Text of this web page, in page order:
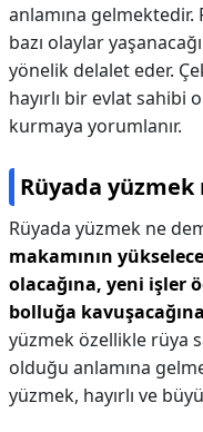
anlamına
bazı olaylar
yönelik delalet eder.
hayırlı bir evlat sahibi
kurmaya yorumlanır.
Rüyada
Rüyada yüzmek ne
makamının
olacağına, yeni işler
bolluğa
yüzmek özellikle rüya
olduğu anlamına
yüzmek, hayırlı ve